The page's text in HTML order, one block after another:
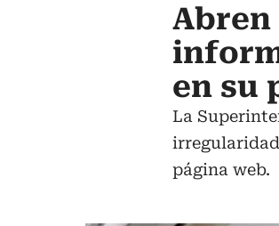
en su
La
página web.